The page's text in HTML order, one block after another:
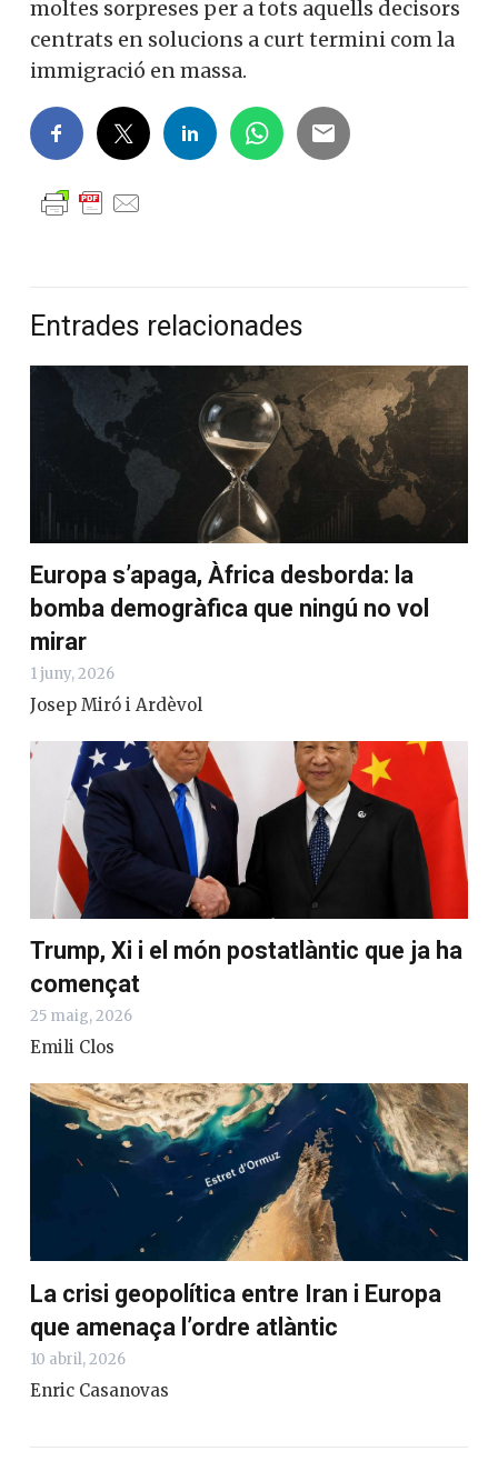
moltes sorpreses per a tots aquells decisors
centrats en solucions a curt termini com la
immigració en massa.
Entrades relacionades
Europa s’apaga, Àfrica desborda: la
bomba demogràfica que ningú no vol
mirar
1 juny, 2026
Josep Miró i Ardèvol
Trump, Xi i el món postatlàntic que ja ha
començat
25 maig, 2026
Emili Clos
La crisi geopolítica entre Iran i Europa
que amenaça l’ordre atlàntic
10 abril, 2026
Enric Casanovas